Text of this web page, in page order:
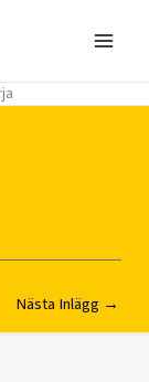
Nästa Inlägg →